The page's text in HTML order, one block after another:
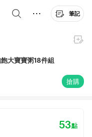
筆記
大寶寶粥18件組
搶購
53點